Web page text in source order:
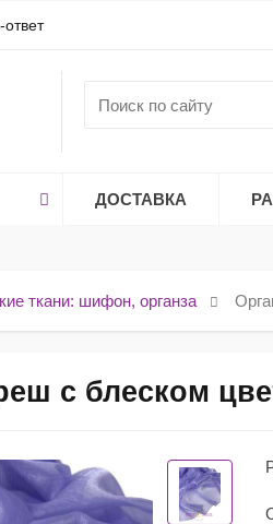
ДОСТАВКА
ткани: шифон, органза
с блеском